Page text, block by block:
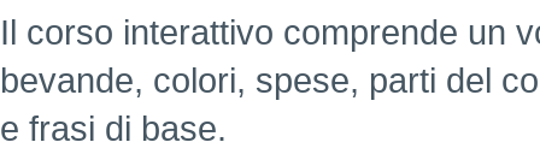
Il corso interattivo comprende un
bevande, colori, spese, parti del
e frasi di base.